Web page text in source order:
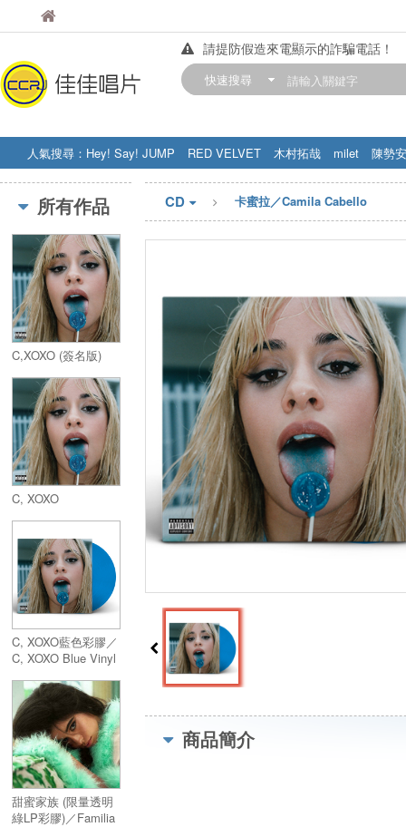
佳佳唱片
請提防假造來電顯示的詐騙電話！
【中華門市營業時間調整公告】
快速搜尋
人氣搜尋： Hey! Say! JUMP RED VELVET 木村拓哉 milet
陳勢安
STRAY KIDS
盧廣仲 周杰伦
所有作品
C,XOXO (簽名版)
C, XOXO
C, XOXO藍色彩膠／
C, XOXO Blue Vinyl
甜蜜家族 (限量透明
綠LP彩膠)／Familia
CD 卡蜜拉／Camila Cabello
商品簡介